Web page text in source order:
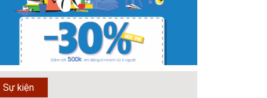
Sự kiện
05.04.2025 | 17:16
Tuyển sinh 2025, Khoa kỹ thuật hạ tầng và môi
trường đô thị - Đại học Kiến trúc...
tin tuyển sinh đại học 2025 Khoa kỹ thuật hạ tầng và
trường đô thị - Đại học Kiến trúc Hà Nội Tuyển sinh đại
với 280 chỉ tiêu, thời gian đào tạo 4,5 năm